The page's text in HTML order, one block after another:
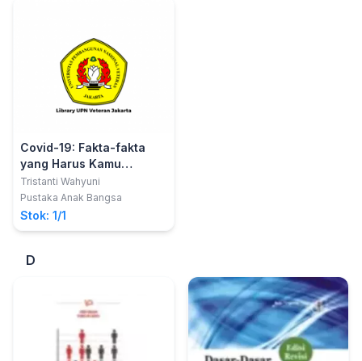
Covid-19: Fakta-fakta
yang Harus Kamu
Ketahui tentang Corona
Virus
Tristanti Wahyuni
Pustaka Anak Bangsa
Stok: 1/1
D